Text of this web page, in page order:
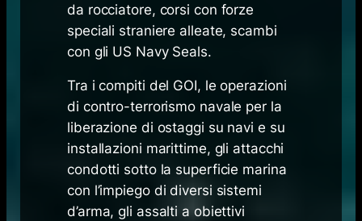
da rocciatore, corsi con forze
speciali straniere alleate, scambi
con gli US Navy Seals.
Tra i compiti del GOI, le operazioni
di contro-terrorismo navale per la
liberazione di ostaggi su navi e su
installazioni marittime, gli attacchi
condotti sotto la superficie marina
con l’impiego di diversi sistemi
d’arma, gli assalti a obiettivi